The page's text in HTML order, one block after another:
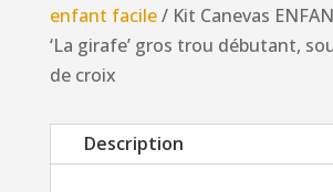
'La
girafe'
gros
trou
débutant,
enfant facile/ Kit Canevas
‘La girafe’ gros trou débutant,
de croix
Description